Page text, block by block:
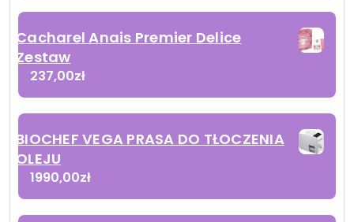
Cacharel Anais Premier Delice
Zestaw
237,00zł
BIOCHEF VEGA PRASA DO TŁOCZENIA
OLEJU
1990,00zł